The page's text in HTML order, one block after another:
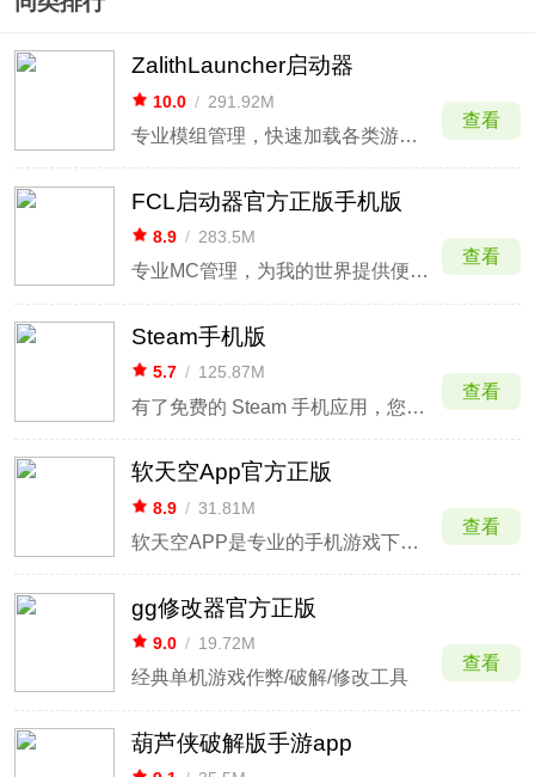
ZalithLauncher启动器
10.0 / 291.92M
专业模组管理，快速加载各类游戏包。
查看
FCL启动器官方正版手机版
8.9 / 283.5M
专业MC管理，为我的世界提供便捷启动。
查看
Steam手机版
5.7 / 125.87M
有了免费的 Steam 手机应用，您可以随时随地使用 Steam。
查看
软天空App官方正版
8.9 / 31.81M
软天空APP是专业的手机游戏下载平台
查看
gg修改器官方正版
9.0 / 19.72M
经典单机游戏作弊/破解/修改工具
查看
葫芦侠破解版手游app